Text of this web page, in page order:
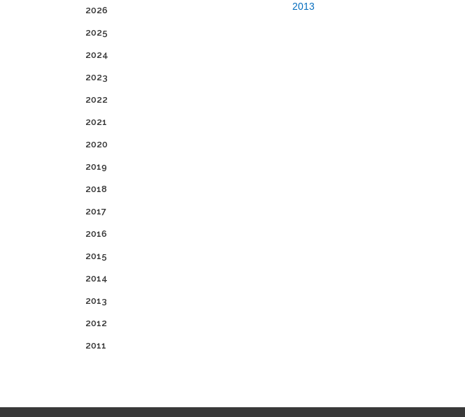
2026
2025
2024
2023
2022
2021
2020
2019
2018
2017
2016
2015
2014
2013
2012
2011
2013